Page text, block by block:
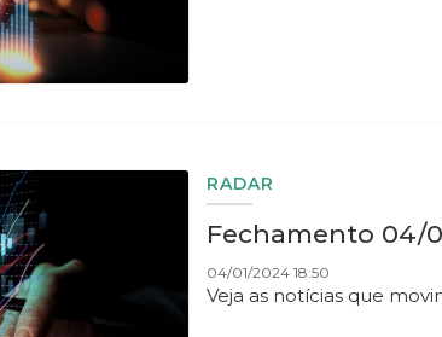
RADAR
Fechamento 04/
04/01/2024 18:50
Veja as notícias que